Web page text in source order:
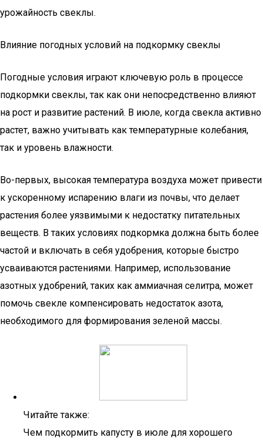
урожайность свеклы.
Влияние погодных условий на подкормку свеклы
Погодные условия играют ключевую роль в процессе
подкормки свеклы, так как они непосредственно влияют
на рост и развитие растений. В июле, когда свекла активно
растет, важно учитывать как температурные колебания,
так и уровень влажности.
Во-первых, высокая температура воздуха может привести
к ускоренному испарению влаги из почвы, что делает
растения более уязвимыми к недостатку питательных
веществ. В таких условиях подкормка должна быть более
частой и включать в себя удобрения, которые быстро
усваиваются растениями. Например, использование
азотных удобрений, таких как аммиачная селитра, может
помочь свекле компенсировать недостаток азота,
необходимого для формирования зеленой массы.
Читайте также:
Чем подкормить капусту в июле для хорошего